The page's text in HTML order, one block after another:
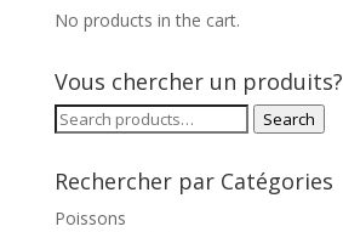
No products in the cart.
Vous chercher un produits?
Search
Search
Rechercher par Catégories
Poissons